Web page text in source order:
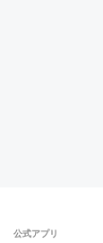
公式アプリ